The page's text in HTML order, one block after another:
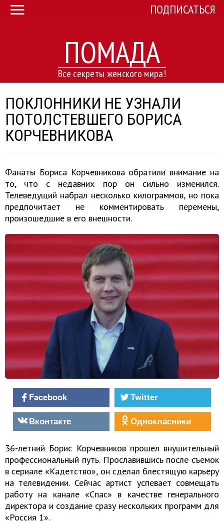
ПОМАДА
Все секреты женского мира!
ПОДПИСАТЬСЯ
ПОКЛОННИКИ НЕ УЗНАЛИ
ПОТОЛСТЕВШЕГО БОРИСА
КОРЧЕВНИКОВА
Фанаты Бориса Корчевникова обратили внимание на
то, что с недавних пор он сильно изменился.
Телеведущий набрал несколько килограммов, но пока
предпочитает не комментировать перемены,
произошедшие в его внешности.
Facebook
Twitter
Вконтакте
Однокласники
36-летний Борис Корчевников прошел внушительный
профессиональный путь. Прославившись после съемок
в сериале «Кадетство», он сделал блестящую карьеру
на телевидении. Сейчас артист успевает совмещать
работу на канале «Спас» в качестве генерального
директора и создание сразу нескольких программ для
«Россия 1».